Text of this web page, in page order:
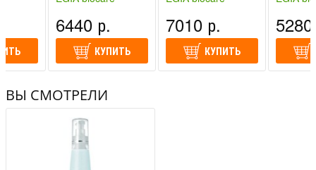
6440 р.
КУПИТЬ
7010 р.
КУПИТЬ
ВЫ СМОТРЕЛИ